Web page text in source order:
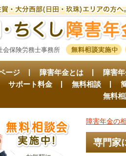
会保険労務士事務所
ージ 障害年金とは 障害
サポート料金
無料相談
無料相
障害年金の
専門家